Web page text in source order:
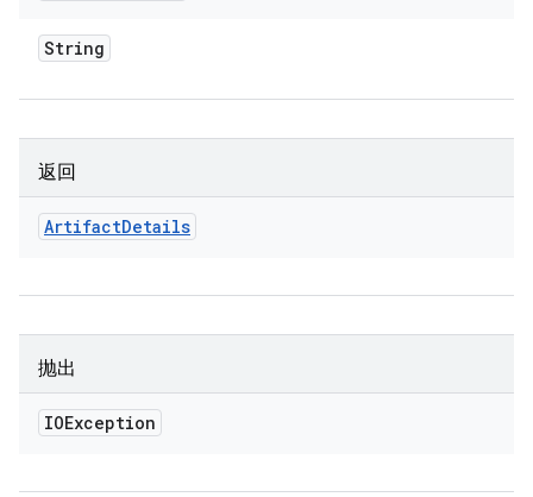
String
返回
ArtifactDetails
抛出
IOException